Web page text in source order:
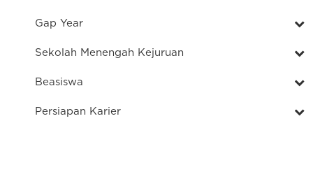
Gap Year
Sekolah Menengah Kejuruan
Beasiswa
Persiapan Karier